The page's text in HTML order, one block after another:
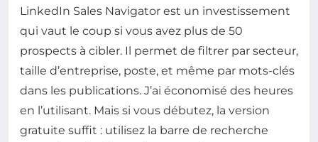
LinkedIn Sales Navigator est un investissement
qui vaut le coup si vous avez plus de 50
prospects à cibler. Il permet de filtrer par secteur,
taille d’entreprise, poste, et même par mots-clés
dans les publications. J’ai économisé des heures
en l’utilisant. Mais si vous débutez, la version
gratuite suffit : utilisez la barre de recherche